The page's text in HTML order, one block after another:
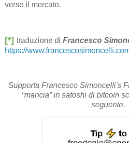
verso il mercato.
[*] traduzione di Francesco
https://
Supporta Francesco Simoncelli's
“mancia” in satoshi di bitcoin
seguente.